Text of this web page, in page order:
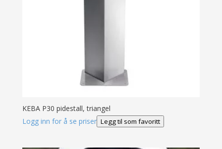
KEBA P30 pidestall, triangel
Logg inn for å se priser Legg til som favoritt